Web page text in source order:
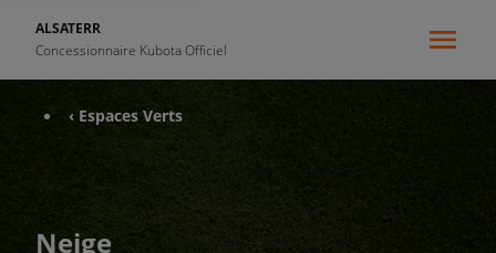
ALSATERR
Concessionnaire Kubota Officiel
‹ Espaces Verts
Neige